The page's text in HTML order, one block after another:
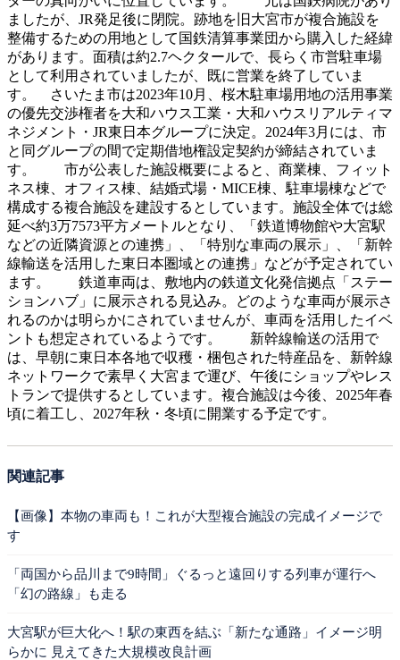
ましたが、JR発足後に閉院。跡地を旧大宮市が複合施設を
整備するための用地として国鉄清算事業団から購入した経緯
があります。面積は約2.7ヘクタールで、長らく市営駐車場
として利用されていましたが、既に営業を終了していま
す。 さいたま市は2023年10月、桜木駐車場用地の活用事業
の優先交渉権者を大和ハウス工業・大和ハウスリアルティマ
ネジメント・JR東日本グループに決定。2024年3月には、市
と同グループの間で定期借地権設定契約が締結されていま
す。 市が公表した施設概要によると、商業棟、フィット
ネス棟、オフィス棟、結婚式場・MICE棟、駐車場棟などで
構成する複合施設を建設するとしています。施設全体では総
延べ約3万7573平方メートルとなり、「鉄道博物館や大宮駅
などの近隣資源との連携」、「特別な車両の展示」、「新幹
線輸送を活用した東日本圏域との連携」などが予定されてい
ます。 鉄道車両は、敷地内の鉄道文化発信拠点「ステー
ションハブ」に展示される見込み。どのような車両が展示さ
れるのかは明らかにされていませんが、車両を活用したイベ
ントも想定されているようです。 新幹線輸送の活用で
は、早朝に東日本各地で収穫・梱包された特産品を、新幹線
ネットワークで素早く大宮まで運び、午後にショップやレス
トランで提供するとしています。複合施設は今後、2025年春
頃に着工し、2027年秋・冬頃に開業する予定です。
関連記事
【画像】本物の車両も！これが大型複合施設の完成イメージで
す
「両国から品川まで9時間」ぐるっと遠回りする列車が運行へ
「幻の路線」も走る
大宮駅が巨大化へ！駅の東西を結ぶ「新たな通路」イメージ明
らかに 見えてきた大規模改良計画